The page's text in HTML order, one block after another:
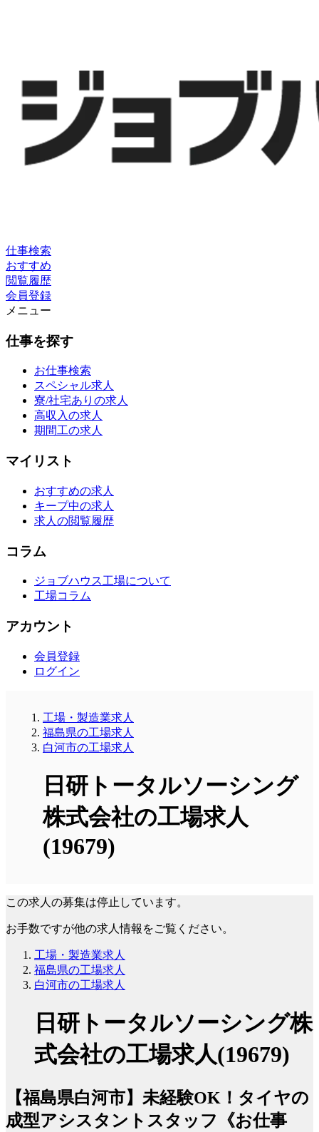
仕事検索
おすすめ
閲覧履歴
会員登録
メニュー
仕事を探す
お仕事検索
スペシャル求人
寮/社宅ありの求人
高収入の求人
期間工の求人
マイリスト
おすすめの求人
キープ中の求人
求人の閲覧履歴
コラム
ジョブハウス工場について
工場コラム
アカウント
会員登録
ログイン
工場・製造業求人
福島県の工場求人
白河市の工場求人
日研トータルソーシング
株式会社の工場求人
(19679)
この求人の募集は停止しています。
お手数ですが他の求人情報をご覧ください。
工場・製造業求人
福島県の工場求人
白河市の工場求人
日研トータルソーシング株
式会社の工場求人(19679)
【福島県白河市】未経験OK！タイヤの
成型アシスタントスタッフ《お仕事